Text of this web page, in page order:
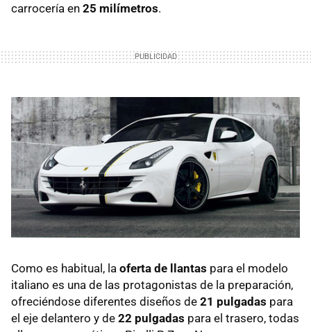
carrocería en 25 milímetros.
Como es habitual, la oferta de llantas para el modelo
italiano es una de las protagonistas de la preparación,
ofreciéndose diferentes diseños de 21 pulgadas para
el eje delantero y de 22 pulgadas para el trasero, todas